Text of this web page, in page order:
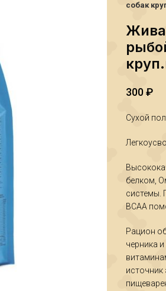
собак
300₽
Сухой
белком,
системы.
ВСАА
Рацион
черника
источник